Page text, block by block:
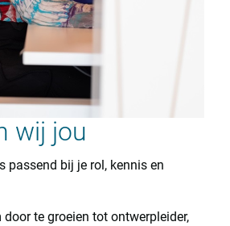
wij jou
passend bij je rol, kennis en
door te groeien tot ontwerpleider,